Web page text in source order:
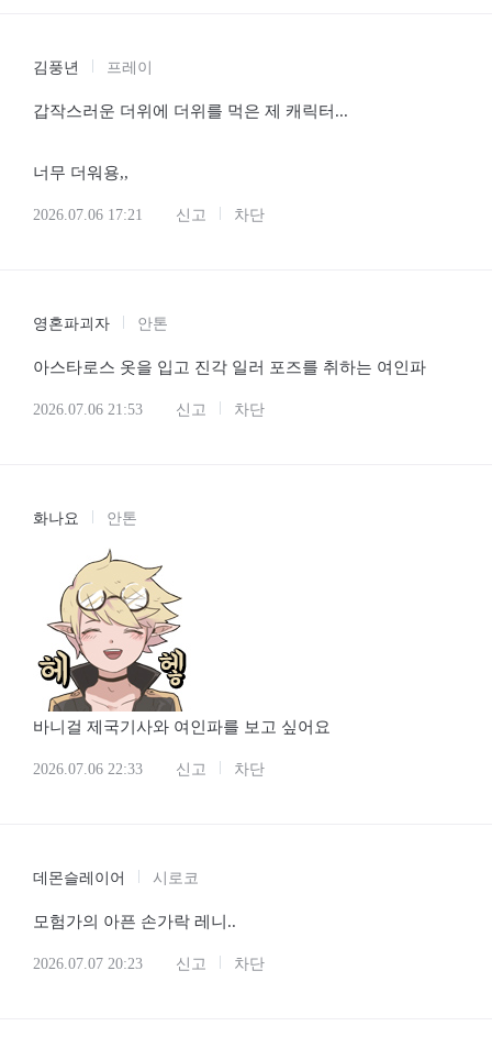
김풍년 프레이
갑작스러운 더위에 더위를 먹은 제 캐릭터...
너무 더워용,,
2026.07.06 17:21 신고 차단
영혼파괴자 안톤
아스타로스 옷을 입고 진각 일러 포즈를 취하는 여인파
2026.07.06 21:53 신고 차단
화나요 안톤
바니걸 제국기사와 여인파를 보고 싶어요
2026.07.06 22:33 신고 차단
데몬슬레이어 시로코
모험가의 아픈 손가락 레니..
2026.07.07 20:23 신고 차단